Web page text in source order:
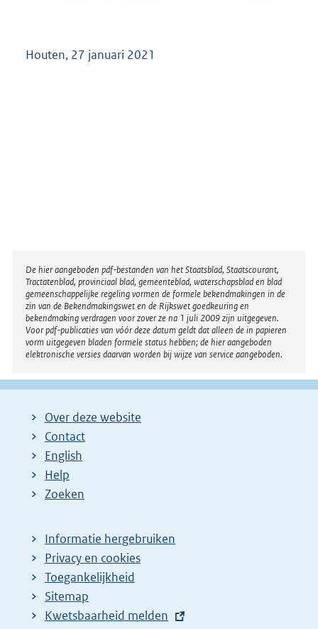
Houten, 27 januari 2021
Disclaimer
De hier aangeboden pdf-bestanden van het Staatsblad, Staatscourant,
Tractatenblad, provinciaal blad, gemeenteblad, waterschapsblad en blad
gemeenschappelijke regeling vormen de formele bekendmakingen in de
zin van de Bekendmakingswet en de Rijkswet goedkeuring en
bekendmaking verdragen voor zover ze na 1 juli 2009 zijn uitgegeven.
Voor pdf-publicaties van vóór deze datum geldt dat alleen de in papieren
vorm uitgegeven bladen formele status hebben; de hier aangeboden
elektronische versies daarvan worden bij wijze van service aangeboden.
Over deze website
Contact
English
Help
Zoeken
Informatie hergebruiken
Privacy en cookies
Toegankelijkheid
Sitemap
E
Kwetsbaarheid melden